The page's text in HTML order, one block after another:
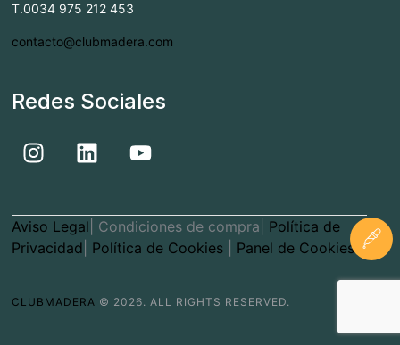
T.0034 975 212 453
contacto@clubmadera.com
Redes Sociales
Aviso Legal | Condiciones de compra| Política de
Privacidad Política de Cookies Panel de Cookies
CLUBMADERA © 2026. ALL RIGHTS RESERVED.